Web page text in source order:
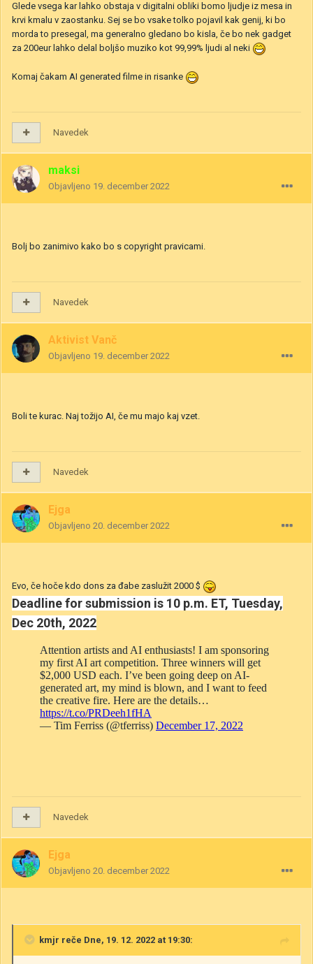
Glede vsega kar lahko obstaja v digitalni obliki bomo ljudje iz mesa in
krvi kmalu v zaostanku. Sej se bo vsake tolko pojavil kak genij, ki bo
morda to presegal, ma generalno gledano bo kisla, če bo nek gadget
za 200eur lahko delal boljšo muziko kot 99,99% ljudi al neki
Komaj čakam AI generated filme in risanke
Navedek
maksi
Objavljeno 19. december 2022
Bolj bo zanimivo kako bo s copyright pravicami.
Navedek
Aktivist Vanč
Objavljeno 19. december 2022
Boli te kurac. Naj tožijo AI, če mu majo kaj vzet.
Navedek
Ejga
Objavljeno 20. december 2022
Evo, če hoče kdo dons za đabe zaslužit 2000 $
Deadline for submission is 10 p.m. ET, Tuesday,
Dec 20th, 2022
Navedek
Ejga
Objavljeno 20. december 2022
kmjr reče Dne, 19. 12. 2022 at 19:30: